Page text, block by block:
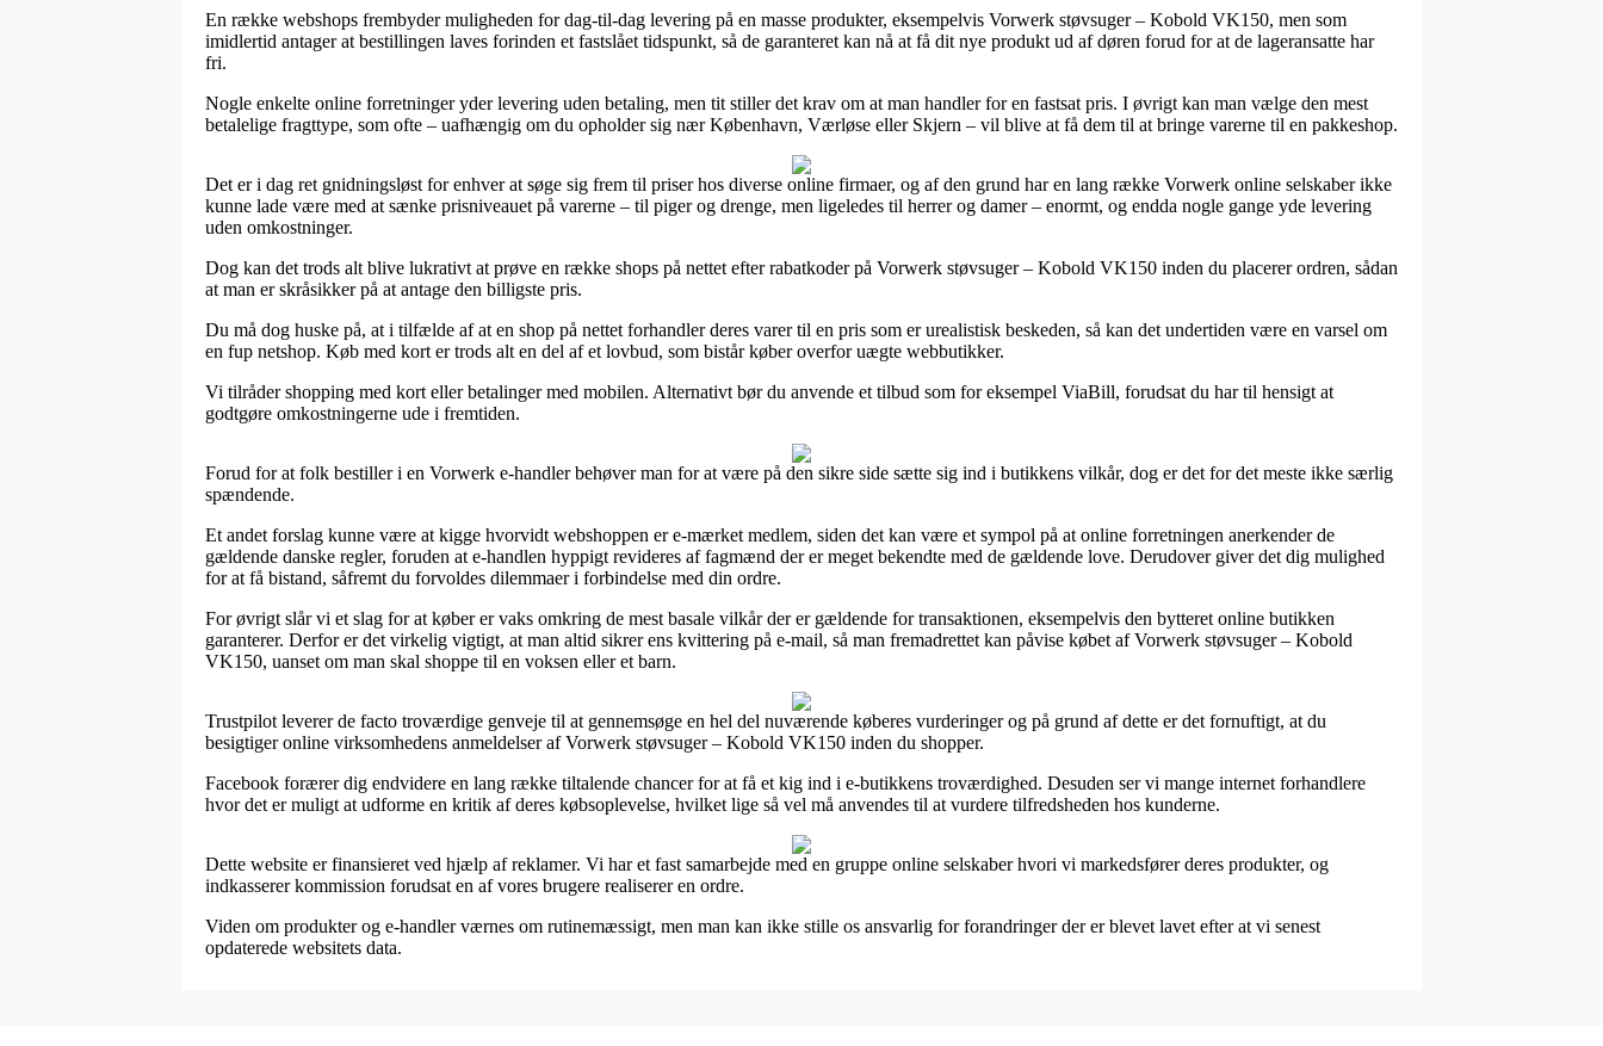
En række webshops frembyder muligheden for dag-til-dag levering på en masse produkter, eksempelvis Vorwerk støvsuger – Kobold VK150, men som
imidlertid antager at bestillingen laves forinden et fastslået tidspunkt, så de garanteret kan nå at få dit nye produkt ud af døren forud for at de lageransatte har
fri.
Nogle enkelte online forretninger yder levering uden betaling, men tit stiller det krav om at man handler for en fastsat pris. I øvrigt kan man vælge den mest
betalelige fragttype, som ofte – uafhængig om du opholder sig nær København, Værløse eller Skjern – vil blive at få dem til at bringe varerne til en pakkeshop.
Det er i dag ret gnidningsløst for enhver at søge sig frem til priser hos diverse online firmaer, og af den grund har en lang række Vorwerk online selskaber ikke
kunne lade være med at sænke prisniveauet på varerne – til piger og drenge, men ligeledes til herrer og damer – enormt, og endda nogle gange yde levering
uden omkostninger.
Dog kan det trods alt blive lukrativt at prøve en række shops på nettet efter rabatkoder på Vorwerk støvsuger – Kobold VK150 inden du placerer ordren, sådan
at man er skråsikker på at antage den billigste pris.
Du må dog huske på, at i tilfælde af at en shop på nettet forhandler deres varer til en pris som er urealistisk beskeden, så kan det undertiden være en varsel om
en fup netshop. Køb med kort er trods alt en del af et lovbud, som bistår køber overfor uægte webbutikker.
Vi tilråder shopping med kort eller betalinger med mobilen. Alternativt bør du anvende et tilbud som for eksempel ViaBill, forudsat du har til hensigt at
godtgøre omkostningerne ude i fremtiden.
Forud for at folk bestiller i en Vorwerk e-handler behøver man for at være på den sikre side sætte sig ind i butikkens vilkår, dog er det for det meste ikke særlig
spændende.
Et andet forslag kunne være at kigge hvorvidt webshoppen er e-mærket medlem, siden det kan være et sympol på at online forretningen anerkender de
gældende danske regler, foruden at e-handlen hyppigt revideres af fagmænd der er meget bekendte med de gældende love. Derudover giver det dig mulighed
for at få bistand, såfremt du forvoldes dilemmaer i forbindelse med din ordre.
For øvrigt slår vi et slag for at køber er vaks omkring de mest basale vilkår der er gældende for transaktionen, eksempelvis den bytteret online butikken
garanterer. Derfor er det virkelig vigtigt, at man altid sikrer ens kvittering på e-mail, så man fremadrettet kan påvise købet af Vorwerk støvsuger – Kobold
VK150, uanset om man skal shoppe til en voksen eller et barn.
Trustpilot leverer de facto troværdige genveje til at gennemsøge en hel del nuværende køberes vurderinger og på grund af dette er det fornuftigt, at du
besigtiger online virksomhedens anmeldelser af Vorwerk støvsuger – Kobold VK150 inden du shopper.
Facebook forærer dig endvidere en lang række tiltalende chancer for at få et kig ind i e-butikkens troværdighed. Desuden ser vi mange internet forhandlere
hvor det er muligt at udforme en kritik af deres købsoplevelse, hvilket lige så vel må anvendes til at vurdere tilfredsheden hos kunderne.
Dette website er finansieret ved hjælp af reklamer. Vi har et fast samarbejde med en gruppe online selskaber hvori vi markedsfører deres produkter, og
indkasserer kommission forudsat en af vores brugere realiserer en ordre.
Viden om produkter og e-handler værnes om rutinemæssigt, men man kan ikke stille os ansvarlig for forandringer der er blevet lavet efter at vi senest
opdaterede websitets data.